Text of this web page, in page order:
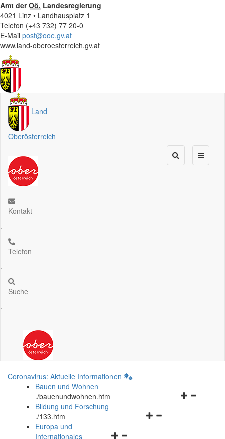
Amt derOö. Landesregierung
4021 Linz • Landhausplatz 1
Telefon (+43 732) 77 20-0
E-Mail post@ooe.gv.at
www.land-oberoesterreich.gv.at
Land
Oberösterreich
Kontakt
.
Telefon
.
Suche
.
Coronavirus: Aktuelle Informationen
Bauen und Wohnen
./bauenundwohnen.htm
Navigationsmenü
Bildung und Forschung
./133.htm
Navigationsmenü
Europa und
Internationales